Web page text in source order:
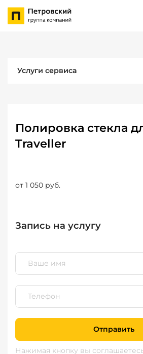
Услуги сервиса
Полировка стекла
Traveller
от 1 050 руб.
Запись на услугу
Отправить
Нажимая кнопку вы